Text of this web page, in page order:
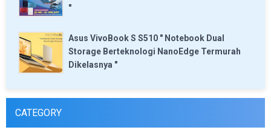
"
Asus VivoBook S S510 " Notebook Dual
Storage Berteknologi NanoEdge Termurah
Dikelasnya "
CATEGORY